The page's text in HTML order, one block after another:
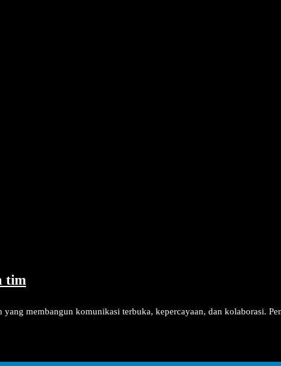
tim
membangun komunikasi terbuka, kepercayaan, dan kolaborasi.